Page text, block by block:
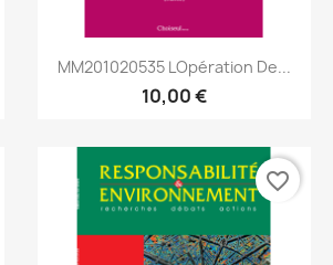
Aperçu rapide
MM201020535 Lopération De...
10,00 €
favorite_border